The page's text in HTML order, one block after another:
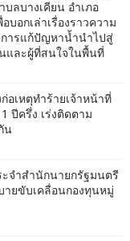
ลบางเคียน อำเภอ
บอกเล่าเรื่องราวความ
ารแก้ปัญหาน้ำนำไปสู่
และผู้ที่สนใจในพื้นที่
อเหตุทำร้ายเจ้าหน้าที่
ปีครึ่ง เร่งติดตาม
น
จำสำนักนายกรัฐมนตรี
ยขับเคลื่อนกองทุนหมู่